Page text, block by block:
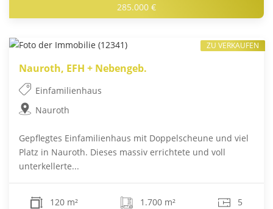
285.000 €
Nauroth, EFH + Nebengeb.
Einfamilienhaus
Nauroth
Gepflegtes Einfamilienhaus mit Doppelscheune und viel
Platz in Nauroth. Dieses massiv errichtete und voll
unterkellerte...
120 m² 1.700 m² 5
ZU VERKAUFEN